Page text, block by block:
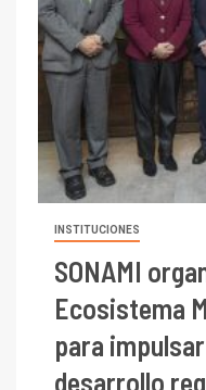
INSTITUCIONES
SONAMI
Ecosistema
para
desarrollo